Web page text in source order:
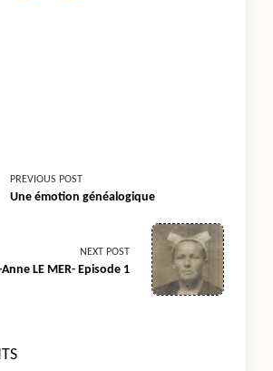
PREVIOUS POST
Une émotion généalogique
NEXT POST
LE MER- Episode 1